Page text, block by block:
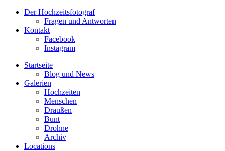
Der Hochzeitsfotograf
Fragen und Antworten
Kontakt
Facebook
Instagram
Startseite
Blog und News
Galerien
Hochzeiten
Menschen
Draußen
Bunt
Drohne
Archiv
Locations